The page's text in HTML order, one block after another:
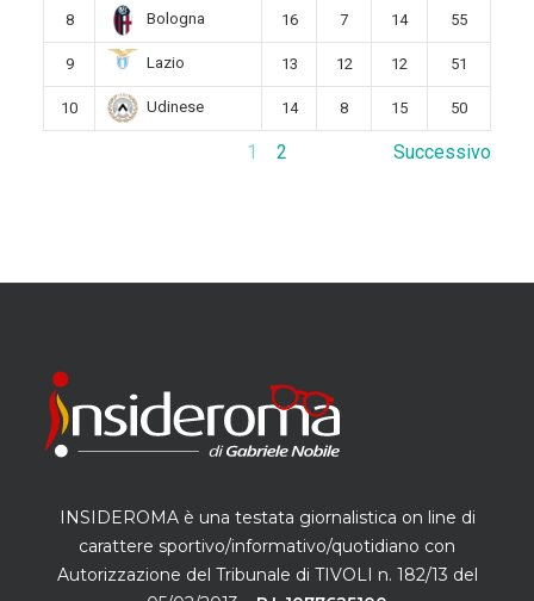
8 Bologna 16 7 14 55
9 Lazio 13 12 12 51
10 Udinese 14 8 15 50
1 2 Successivo
INSIDEROMA è una testata giornalistica on line di
carattere sportivo/informativo/quotidiano con
Autorizzazione del Tribunale di TIVOLI n. 182/13 del